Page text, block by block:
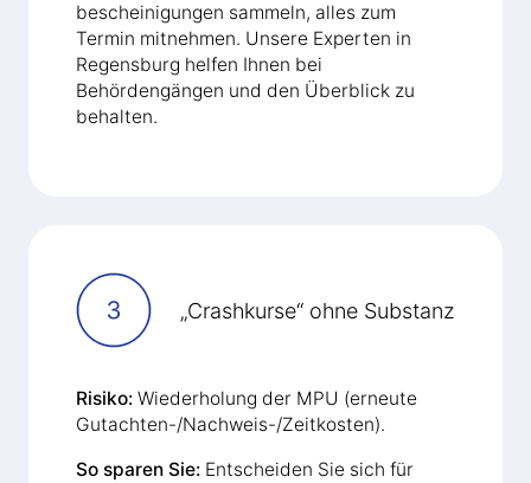
bescheinigungen sammeln, alles zum
Termin mitnehmen. Unsere Experten in
Regensburg helfen Ihnen bei
Behördengängen und den Überblick zu
behalten.
„Crashkurse“ ohne Substanz
Risiko: Wiederholung der MPU (erneute
Gutachten-/Nachweis-/Zeitkosten).
So sparen Sie: Entscheiden Sie sich für